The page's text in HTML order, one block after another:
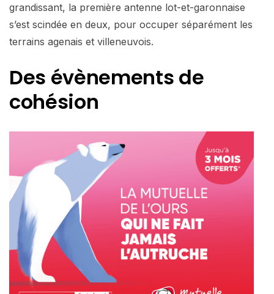
grandissant, la première antenne lot-et-garonnaise
s’est scindée en deux, pour occuper séparément les
terrains agenais et villeneuvois.
Des évènements de
cohésion